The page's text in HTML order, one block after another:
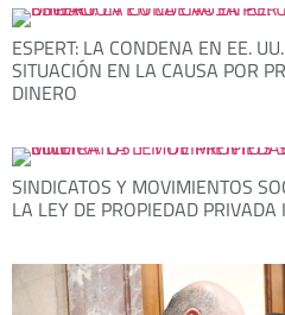
ESPERT: LA CONDENA EN EE.
SITUACIÓN EN LA CAUSA POR
DINERO
SINDICATOS Y MOVIMIENTOS
LA LEY DE PROPIEDAD